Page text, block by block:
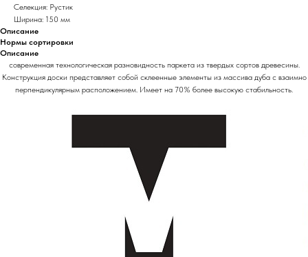
Селекция: Рустик
Ширина: 150 мм
Описание
Нормы сортировки
Описание
современная технологическая разновидность паркета из твердых сортов древесины.
Конструкция доски представляет собой склеенные элементы из массива дуба с взаимно
перпендикулярным расположением. Имеет на 70% более высокую стабильность.